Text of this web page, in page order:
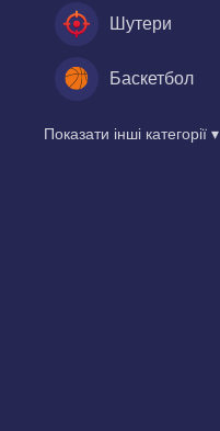
Шутери
Баскетбол
Показати інші категорії ▾